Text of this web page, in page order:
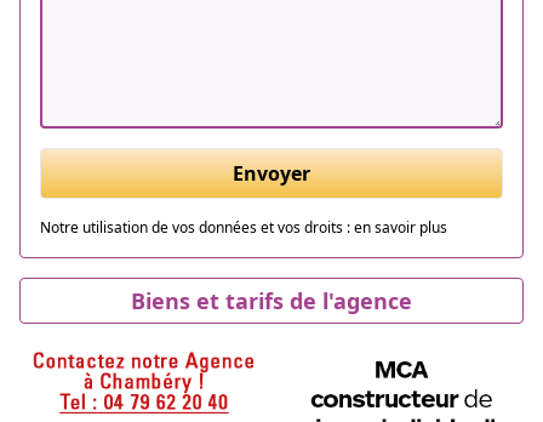
Envoyer
Notre utilisation de vos données et vos droits :en savoir plus
Biens et tarifs de l'agence